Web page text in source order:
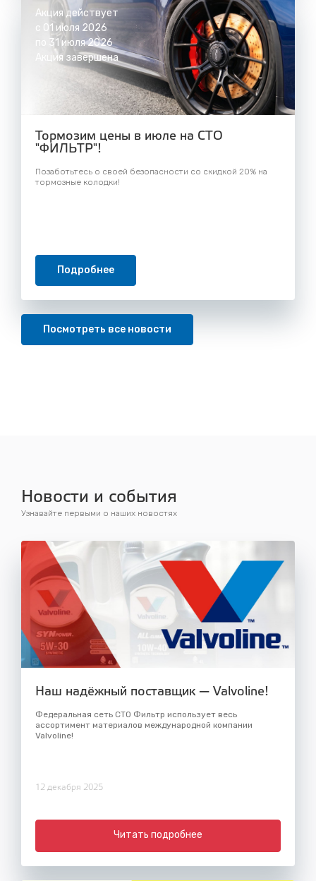
Акция действует
с 01 июля 2026
по 31 июля 2026
Акция завершена
Тормозим цены в июле на СТО
"ФИЛЬТР"!
Позаботьтесь о своей безопасности со скидкой 20% на
тормозные колодки!
Подробнее
Посмотреть все новости
Новости и события
Узнавайте первыми о наших новостях
Наш надёжный поставщик — Valvoline!
Федеральная сеть СТО Фильтр использует весь
ассортимент материалов международной компании
Valvoline!
12 декабря 2025
Читать подробнее